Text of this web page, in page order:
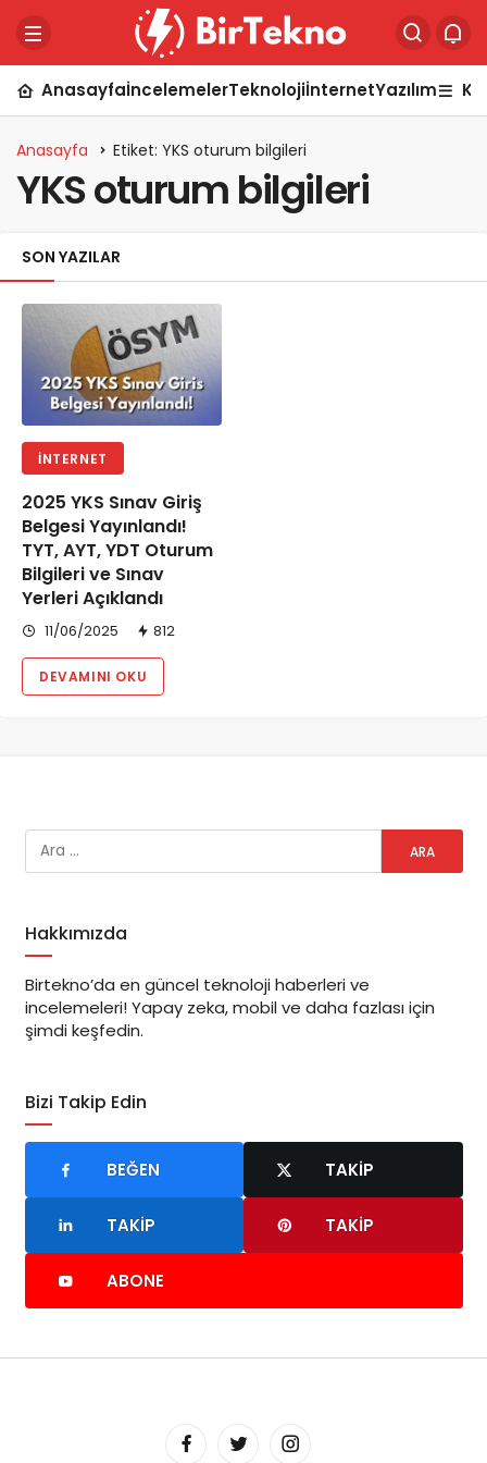
AnasayfaİncelemelerTeknolojiİnternetYazılım
Anasayfa Etiket: YKS oturum bilgileri
YKS oturum bilgileri
SON YAZILAR
İNTERNET
2025 YKS Sınav Giriş
Belgesi Yayınlandı!
TYT, AYT, YDT Oturum
Bilgileri ve Sınav
Yerleri Açıklandı
11/06/2025 812
DEVAMINI OKU
Hakkımızda
Birtekno’da en güncel teknoloji haberleri ve
incelemeleri! Yapay zeka, mobil ve daha fazlası için
şimdi keşfedin.
Bizi Takip Edin
BEĞEN TAKIP
TAKIP TAKIP
ABONE